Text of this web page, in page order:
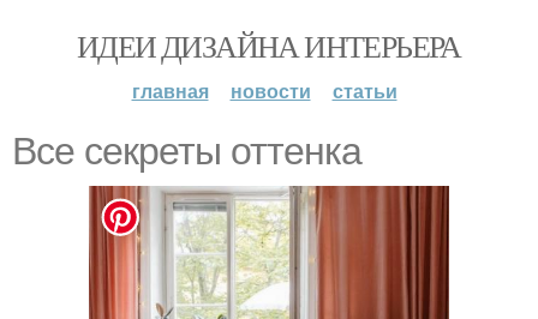
ИДЕИ ДИЗАЙНА ИНТЕРЬЕРА
главная новости статьи
Все секреты оттенка